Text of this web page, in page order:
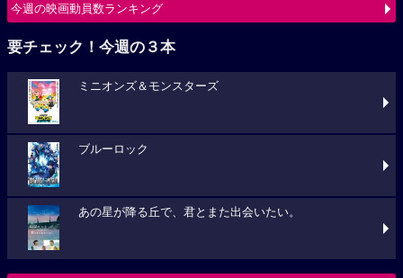
今週の映画動員数ランキング
要チェック！今週の３本
ミニオンズ＆モンスターズ
ブルーロック
あの星が降る丘で、君とまた出会いたい。